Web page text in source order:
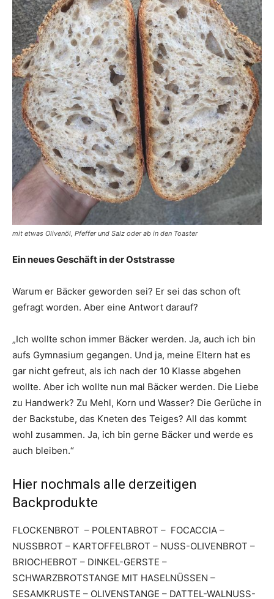
mit etwas Olivenöl, Pfeffer und Salz oder ab in den Toaster
Ein neues Geschäft in der Oststrasse
Warum er Bäcker geworden sei? Er sei das schon oft
gefragt worden. Aber eine Antwort darauf?
„Ich wollte schon immer Bäcker werden. Ja, auch ich bin
aufs Gymnasium gegangen. Und ja, meine Eltern hat es
gar nicht gefreut, als ich nach der 10 Klasse abgehen
wollte. Aber ich wollte nun mal Bäcker werden. Die Liebe
zu Handwerk? Zu Mehl, Korn und Wasser? Die Gerüche in
der Backstube, das Kneten des Teiges? All das kommt
wohl zusammen. Ja, ich bin gerne Bäcker und werde es
auch bleiben.“
Hier nochmals alle derzeitigen
Backprodukte
FLOCKENBROT – POLENTABROT – FOCACCIA –
NUSSBROT – KARTOFFELBROT – NUSS-OLIVENBROT –
BRIOCHEBROT – DINKEL-GERSTE –
SCHWARZBROTSTANGE MIT HASELNÜSSEN –
SESAMKRUSTE – OLIVENSTANGE – DATTEL-WALNUSS-